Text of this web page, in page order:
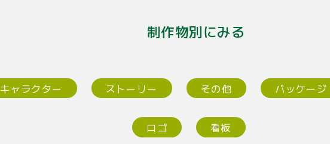
制作物別にみる
キャラクター ストーリー その他 パッケージ
ロゴ 看板